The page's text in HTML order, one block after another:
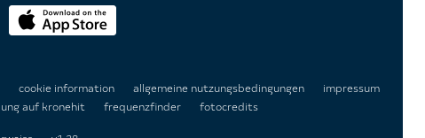
cookie information allgemeine nutzungsbedingungen
impressum
auf kronehit frequenzfinder fotocredits